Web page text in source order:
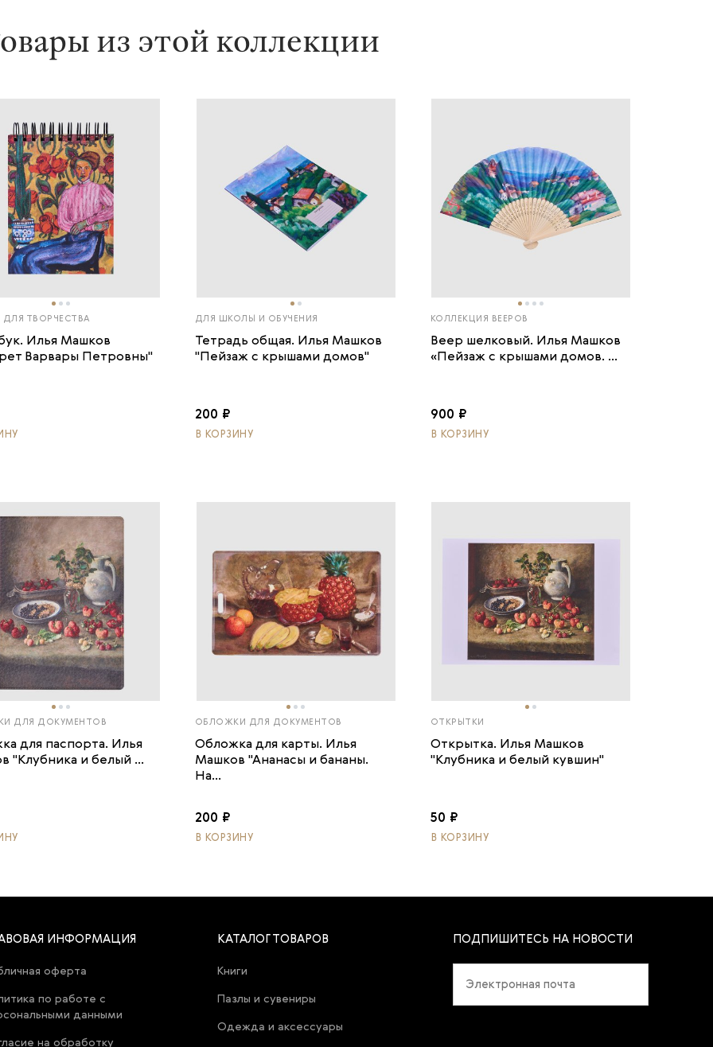
из этой коллекции
ТВОРЧЕСТВА
Илья Машков
Варвары Петровны"
ДЛЯ ШКОЛЫ И ОБУЧЕНИЯ
Тетрадь общая. Илья Машков
"Пейзаж с крышами домов"
200 ₽
В КОРЗИНУ
КОЛЛЕКЦИЯ ВЕЕРОВ
Веер шелковый. Илья Машков
«Пейзаж с крышами домов. ...
900 ₽
В КОРЗИНУ
ДЛЯ ДОКУМЕНТОВ
для паспорта. Илья
"Клубника и белый ...
ОБЛОЖКИ ДЛЯ ДОКУМЕНТОВ
Обложка для карты. Илья
Машков "Ананасы и бананы.
На...
200 ₽
В КОРЗИНУ
ОТКРЫТКИ
Открытка. Илья Машков
"Клубника и белый кувшин"
50 ₽
В КОРЗИНУ
ИНФОРМАЦИЯ
оферта
по работе с
данными
на обработку
КАТАЛОГ ТОВАРОВ
Книги
Пазлы и сувениры
Одежда и аксессуары
ПОДПИШИТЕСЬ НА НОВОСТИ